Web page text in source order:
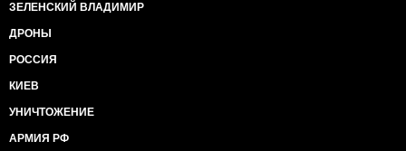
ЗЕЛЕНСКИЙ ВЛАДИМИР
ДРОНЫ
РОССИЯ
КИЕВ
УНИЧТОЖЕНИЕ
АРМИЯ РФ